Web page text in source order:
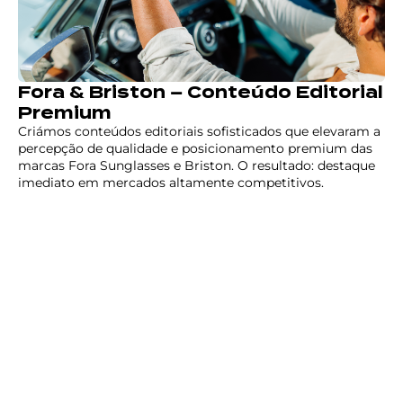
Fora & Briston – Conteúdo Editorial
Premium
Criámos conteúdos editoriais sofisticados que elevaram a
percepção de qualidade e posicionamento premium das
marcas Fora Sunglasses e Briston. O resultado: destaque
imediato em mercados altamente competitivos.